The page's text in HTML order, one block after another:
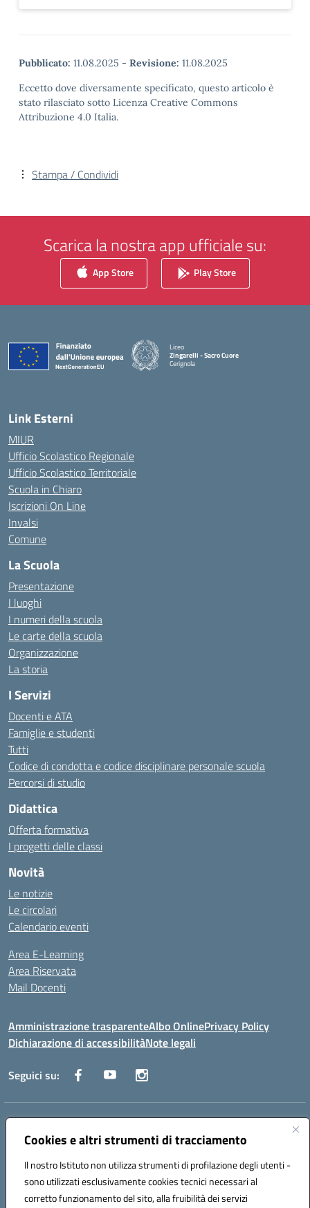
Cookies e altri strumenti di tracciamento
Il nostro Istituto non utilizza strumenti di profilazione degli utenti -
sono utilizzati esclusivamente cookies tecnici necessari al
corretto funzionamento del sito, alla fruibilità dei servizi
Pubblicato: 11.08.2025 - Revisione: 11.08.2025
Eccetto dove diversamente specificato, questo articolo è
stato rilasciato sotto Licenza Creative Commons
Attribuzione 4.0 Italia.
Stampa / Condividi
Scarica la nostra app ufficiale su:
App Store Play Store
Liceo
Zingarelli - Sacro Cuore
Cerignola
— Visita la pagina iniziale della scuola
Link Esterni
MIUR
Ufficio Scolastico Regionale
Ufficio Scolastico Territoriale
Scuola in Chiaro
Iscrizioni On Line
Invalsi
Comune
La Scuola
Presentazione
I luoghi
I numeri della scuola
Le carte della scuola
Organizzazione
La storia
I Servizi
Docenti e ATA
Famiglie e studenti
Tutti
Codice di condotta e codice disciplinare personale scuola
Percorsi di studio
Didattica
Offerta formativa
I progetti delle classi
Novità
Le notizie
Le circolari
Calendario eventi
Area E-Learning
Area Riservata
Mail Docenti
Amministrazione trasparenteAlbo OnlinePrivacy Policy
Dichiarazione di accessibilitàNote legali
Seguici su:
Indirizzo:
Centralino:0885 417864 Email:fgpc180008@istruzione.it
Codice fiscale: 90043150714
Codice meccanografico:
FGPC180008